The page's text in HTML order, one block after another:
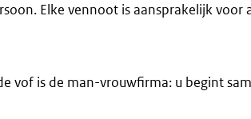
Elke vennoot is aansprakelijk voor
vof is de man-vrouwfirma: u begint